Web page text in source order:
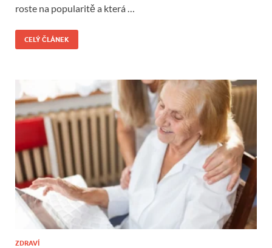
roste na popularitě a která …
CELÝ ČLÁNEK
ZDRAVÍ